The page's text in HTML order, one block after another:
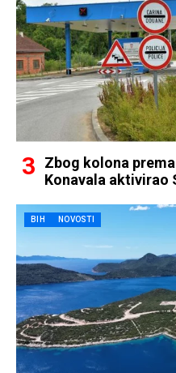
Zbog kolona
Konavala aktivirao
BIH NOVOSTI